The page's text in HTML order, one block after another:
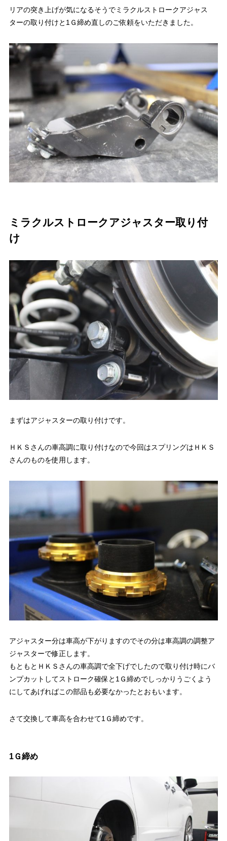
リアの突き上げが気になるそうでミラクルストロークアジャス
ターの取り付けと1Ｇ締め直しのご依頼をいただきました。
ミラクルストロークアジャスター取り付
け
まずはアジャスターの取り付けです。
ＨＫＳさんの車高調に取り付けなので今回はスプリングはＨＫＳ
さんのものを使用します。
アジャスター分は車高が下がりますのでその分は車高調の調整ア
ジャスターで修正します。
もともとＨＫＳさんの車高調で全下げでしたので取り付け時にバ
ンプカットしてストローク確保と1Ｇ締めでしっかりうごくよう
にしてあげればこの部品も必要なかったとおもいます。
さて交換して車高を合わせて1Ｇ締めです。
1Ｇ締め